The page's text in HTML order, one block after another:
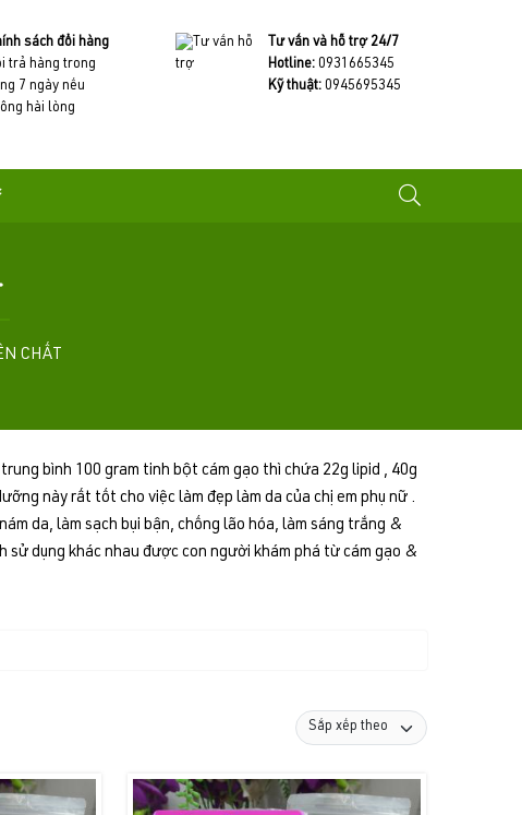
sách đổi hàng
trả hàng trong
7 ngày nếu
hài lòng
Tư vấn và hỗ trợ 24/7
Hotline:0931665345
Kỹ thuật: 0945695345
CHẤT
bình 100 gram tinh bột cám gạo thì chứa 22g lipid , 40g
này rất tốt cho việc làm đẹp làm da của chị em phụ nữ .
da, làm sạch bụi bận, chống lão hóa, làm sáng trắng &
sử dụng khác nhau được con người khám phá từ cám gạo &